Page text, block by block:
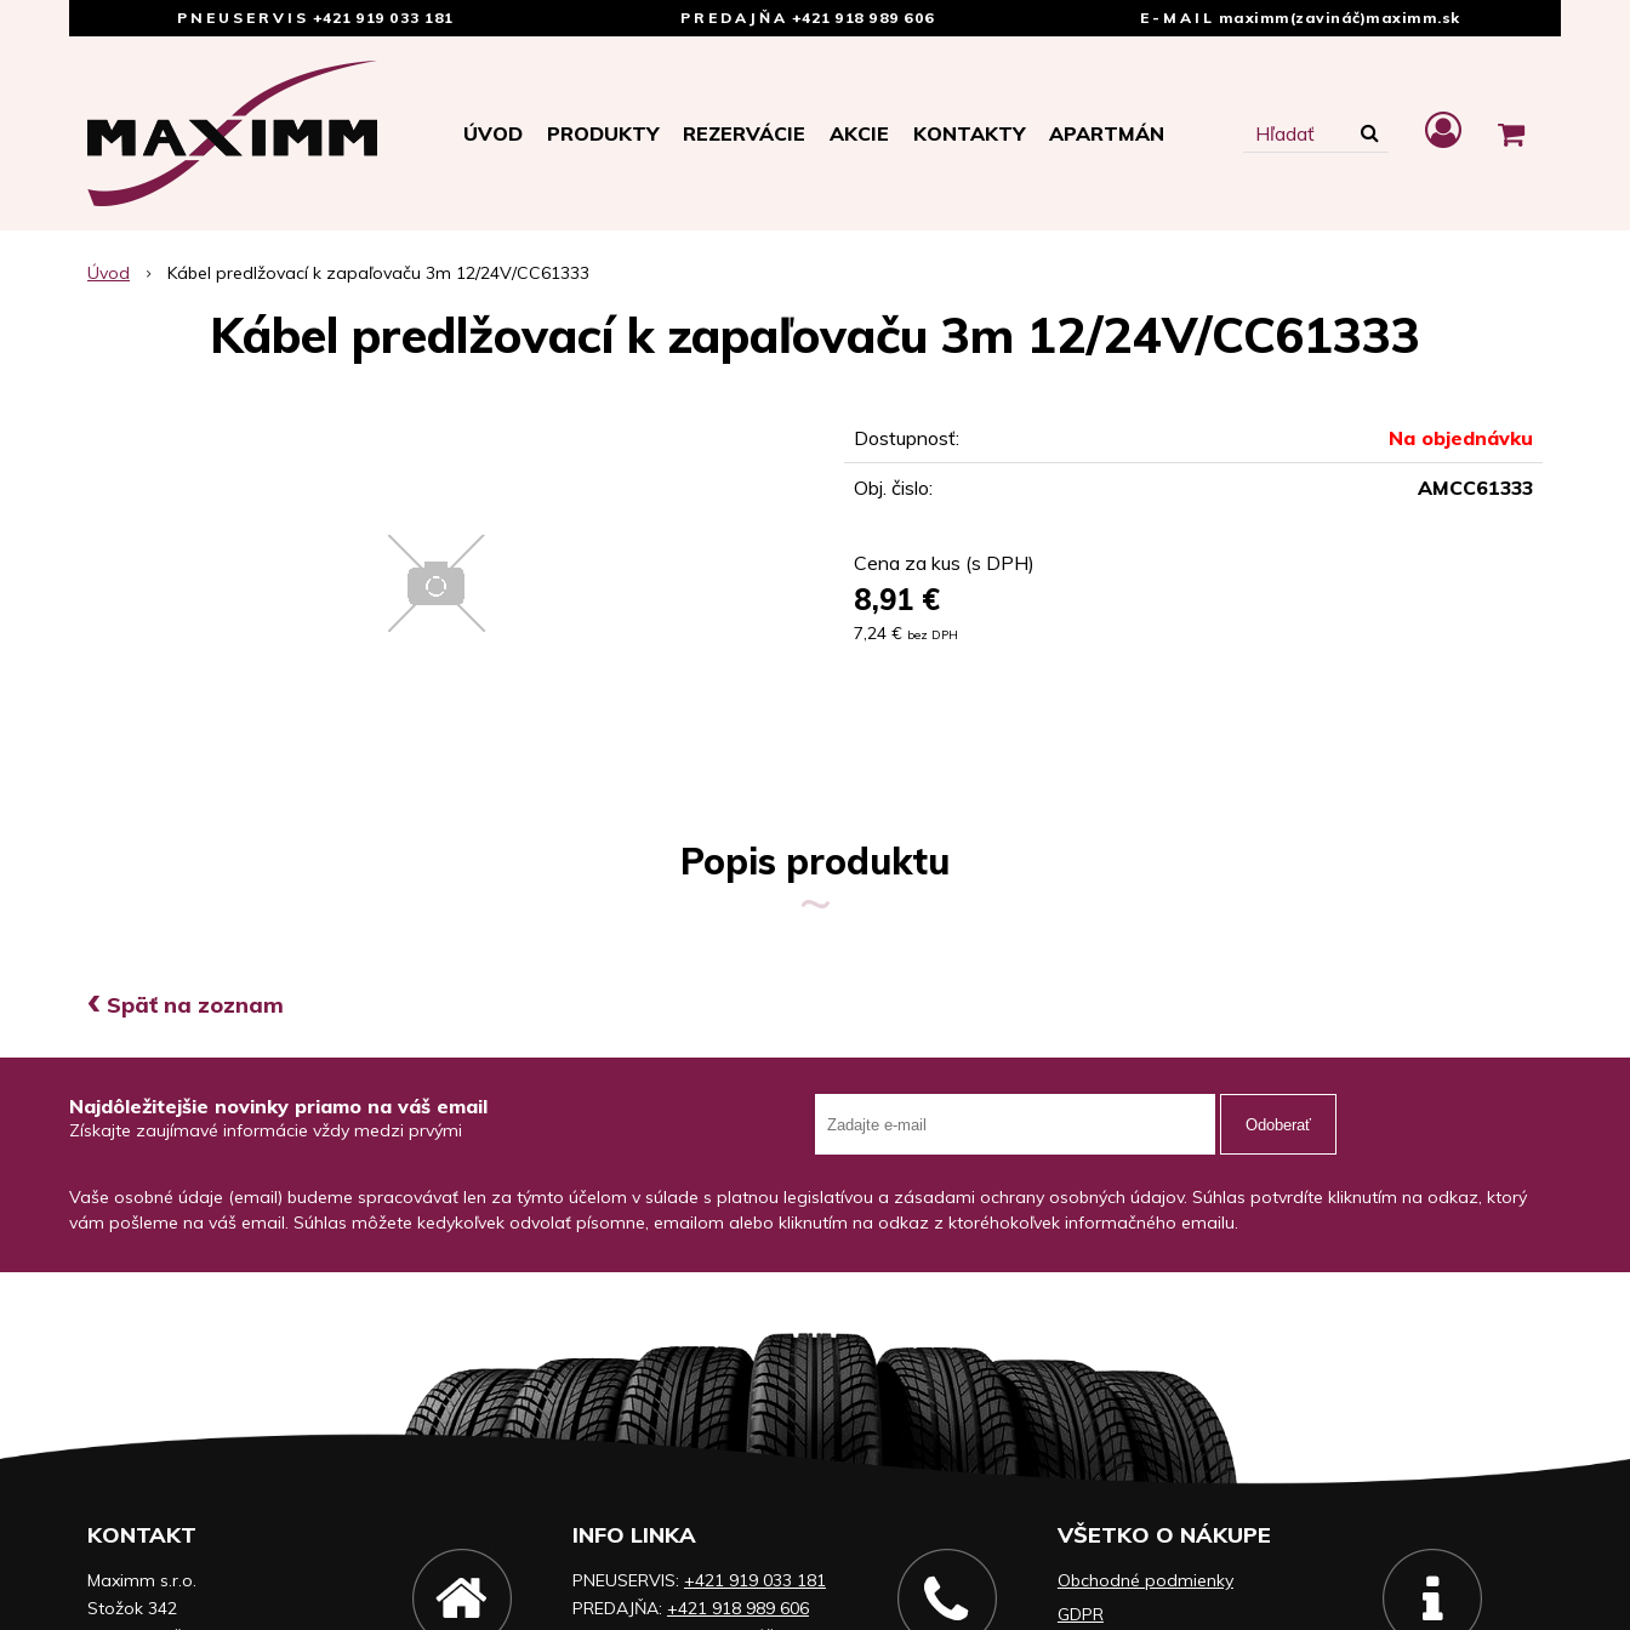
PNEUSERVIS +421 919 033 181 PREDAJŇA +421 918 989 606 E-MAIL maximm(zavináč)maximm.sk
ÚVOD PRODUKTY REZERVÁCIE AKCIE KONTAKTY APARTMÁN
Úvod Kábel predlžovací k zapaľovaču 3m 12/24V/CC61333
Kábel predlžovací k zapaľovaču 3m 12/24V/CC61333
Dostupnosť: Na objednávku
Obj. čislo: AMCC61333
Cena za kus (s DPH)
8,91 €
7,24 € bez DPH
Popis produktu
‹ Späť na zoznam
Najdôležitejšie novinky priamo na váš email
Získajte zaujímavé informácie vždy medzi prvými Odoberať
Vaše osobné údaje (email) budeme spracovávať len za týmto účelom v súlade s platnou legislatívou a zásadami ochrany osobných údajov. Súhlas potvrdíte kliknutím na odkaz, ktorý
vám pošleme na váš email. Súhlas môžete kedykoľvek odvolať písomne, emailom alebo kliknutím na odkaz z ktoréhokoľvek informačného emailu.
KONTAKT
Maximm s.r.o.
Stožok 342
INFO LINKA
PNEUSERVIS: +421 919 033 181
PREDAJŇA: +421 918 989 606
VŠETKO O NÁKUPE
Obchodné podmienky
GDPR